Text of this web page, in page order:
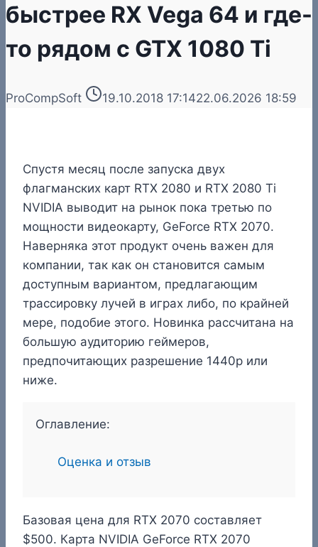
быстрее RX Vega 64 и где-
то рядом с GTX 1080 Ti
ProCompSoft 19.10.2018 17:1422.06.2026 18:59
Спустя месяц после запуска двух
флагманских карт RTX 2080 и RTX 2080 Ti
NVIDIA выводит на рынок пока третью по
мощности видеокарту, GeForce RTX 2070.
Наверняка этот продукт очень важен для
компании, так как он становится самым
доступным вариантом, предлагающим
трассировку лучей в играх либо, по крайней
мере, подобие этого. Новинка рассчитана на
большую аудиторию геймеров,
предпочитающих разрешение 1440p или
ниже.
Оглавление:
Оценка и отзыв
Базовая цена для RTX 2070 составляет
$500. Карта NVIDIA GeForce RTX 2070